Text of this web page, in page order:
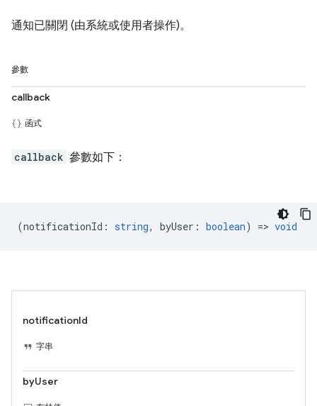
通知已關閉 (由系統或使用者操作)。
參數
callback
函式
callback 參數如下：
(notificationId : string, byUser : boolean) => void
notificationId
字串
byUser